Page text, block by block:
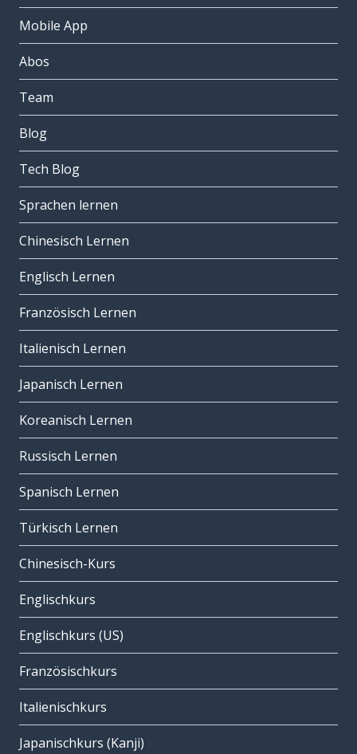
Mobile App
Abos
Team
Blog
Tech Blog
Sprachen lernen
Chinesisch Lernen
Englisch Lernen
Französisch Lernen
Italienisch Lernen
Japanisch Lernen
Koreanisch Lernen
Russisch Lernen
Spanisch Lernen
Türkisch Lernen
Chinesisch-Kurs
Englischkurs
Englischkurs (US)
Französischkurs
Italienischkurs
Japanischkurs (Kanji)